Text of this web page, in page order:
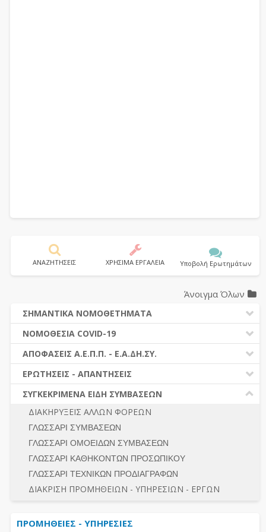
ΑΝΑΖΗΤΗΣΕΙΣ ΧΡΗΣΙΜΑ ΕΡΓΑΛΕΙΑ Υποβολή Ερωτημάτων
Άνοιγμα Όλων
ΣΗΜΑΝΤΙΚΑ ΝΟΜΟΘΕΤΗΜΑΤΑ
ΔΗΜΟΣΙΕΣ ΣΥΜΒΑΣΕΙΣ (Ν. 4412/2016)
ΔΗΜΟΤΙΚΟΣ ΚΩΔΙΚΑΣ (Ν.3463/2006)
ΚΑΛΛΙΚΡΑΤΗΣ (Ν.3852/2010)
ΝΟΜΟΘΕΣΙΑ - ΝΟΜΟΛΟΓΙΑ (ΣΥΝΟΛΟ)
ΝΟΜΟΘΕΣΙΑ COVID-19
ΝΟΜΟΘΕΣΙΑ - ΝΟΜΟΛΟΓΙΑ COVID -19
ΕΡΩΤΗΣΕΙΣ - ΑΠΑΝΤΗΣΕΙΣ
ΑΠΟΦΑΣΕΙΣ Α.Ε.Π.Π. - Ε.Α.ΔΗ.ΣΥ.
ΠΡΟΔΙΚΑΣΤΙΚΗ ΠΡΟΣΦΥΓΗ
ΓΕΝΙΚΟΙ ΚΑΝΟΝΕΣ
ΔΙΚΑΙΟΥΜΕΝΟΙ ΣΥΜΜΕΤΟΧΗΣ
ΠΡΟΣΦΟΡΕΣ – ΔΙΚΑΙΟΛΟΓΗΤΙΚΑ ΣΥΜΜΕΤΟΧΗΣ
ΔΙΕΞΑΓΩΓΗ ΔΙΑΔΙΚΑΣΙΑΣ
ΕΣΗΔΗΣ – ΚΗΜΔΗΣ
ΠΕΡΙΛΗΨΕΙΣ ΑΠΟΦΑΣΕΩΝ Α.Ε.Π.Π. - Ε.Α.ΔΗ.ΣΥ.
ΣΥΝΟΛΟ
ΕΡΩΤΗΣΕΙΣ - ΑΠΑΝΤΗΣΕΙΣ
Ν. 4782/2021 - ΤΡΟΠΟΠΟΙΗΣΗ 4412/2016
ΔΙΕΞΑΓΩΓΗ ΔΙΑΔΙΚΑΣΙΑΣ
ΔΙΑΔΙΚΑΣΙΕΣ ΑΝΑΘΕΣΗΣ
ΓΕΝΙΚΟΙ ΚΑΝΟΝΕΣ
ΠΡΟΕΤΟΙΜΑΣΙΑ - ΔΗΜΟΣΙΟΤΗΤΑ
ΛΟΓΟΙ ΑΠΟΚΛΕΙΣΜΟΥ-ΔΙΚΑΙΟΥΜΕΝΟΙ ΣΥΜΜΕΤΟΧΗΣ
ΠΡΟΣΦΟΡΕΣ - ΔΙΚΑΙΟΛΟΓΗΤΙΚΑ ΣΥΜΜΕΤΟΧΗΣ
ΣΥΓΚΕΚΡΙΜΕΝΑ ΕΙΔΗ ΣΥΜΒΑΣΕΩΝ
ΔΙΑΚΗΡΥΞΕΙΣ ΑΛΛΩΝ ΦΟΡΕΩΝ
ΓΛΩΣΣΑΡΙ ΣΥΜΒΑΣΕΩΝ
ΓΛΩΣΣΑΡΙ ΟΜΟΕΙΔΩΝ ΣΥΜΒΑΣΕΩΝ
ΓΛΩΣΣΑΡΙ ΚΑΘΗΚΟΝΤΩΝ ΠΡΟΣΩΠΙΚΟΥ
ΓΛΩΣΣΑΡΙ ΤΕΧΝΙΚΩΝ ΠΡΟΔΙΑΓΡΑΦΩΝ
ΔΙΑΚΡΙΣΗ ΠΡΟΜΗΘΕΙΩΝ - ΥΠΗΡΕΣΙΩΝ - ΕΡΓΩΝ
ΠΡΟΜΗΘΕΙΕΣ - ΥΠΗΡΕΣΙΕΣ